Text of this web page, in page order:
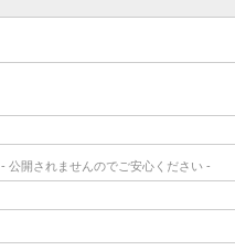
- 公開されませんのでご安心ください -